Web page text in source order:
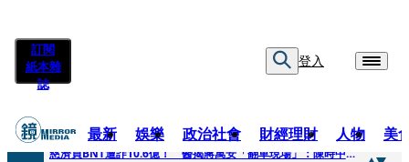
訂閱
紙本雜
誌
登入
最新 娛樂 政治社會 財經理財 人物 美
快訊
慈濟買BNT遭詐10.6億！ 醫揭蔣萬安「翻車現場」：陳時中當年是阻止被騙